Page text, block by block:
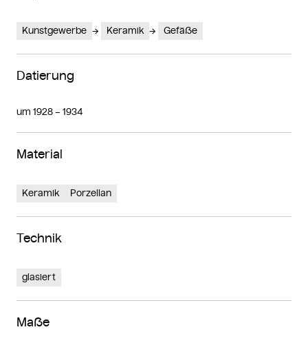
Kunstgewerbe Keramik Gefäße
Datierung
um 1928 – 1934
Material
Keramik Porzellan
Technik
glasiert
Maße